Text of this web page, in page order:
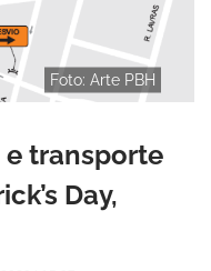
Foto: Arte PBH
transporte
Day,